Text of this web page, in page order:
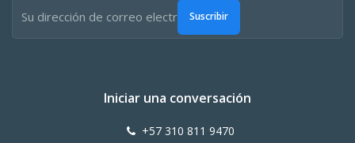
Suscribir
Iniciar una conversación
+57 310 811 9470